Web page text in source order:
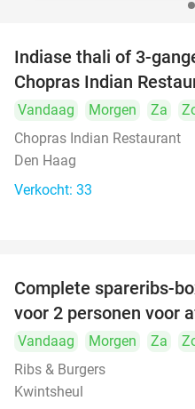
Indiase thali of 3-
Chopras Indian
Vandaag Morgen Za
Chopras Indian Restaurant
Den Haag
Verkocht: 33
Complete spareribs-
voor 2 personen voor
Vandaag Morgen Za
Ribs & Burgers
Kwintsheul